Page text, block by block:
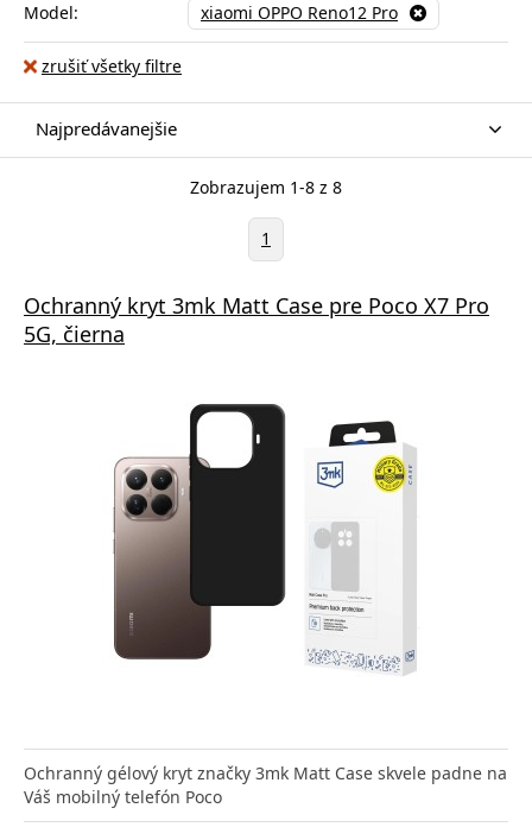
Model: xiaomi OPPO Reno12 Pro
zrušiť všetky filtre
Najpredávanejšie
Zobrazujem 1-8 z 8
1
Ochranný kryt 3mk Matt Case pre Poco X7 Pro
5G, čierna
Ochranný gélový kryt značky 3mk Matt Case skvele padne na
Váš mobilný telefón Poco